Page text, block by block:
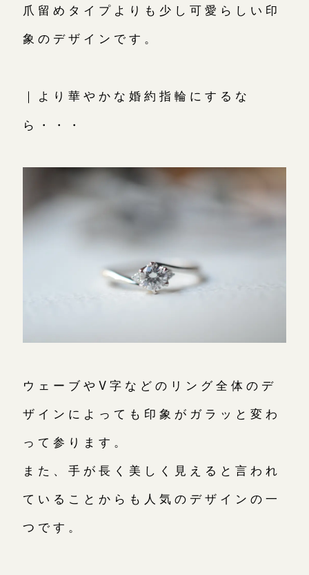
爪留めタイプよりも少し可愛らしい印
象のデザインです。
｜より華やかな婚約指輪にするな
ら・・・
ウェーブやV字などのリング全体のデ
ザインによっても印象がガラッと変わ
って参ります。
また、手が長く美しく見えると言われ
ていることからも人気のデザインの一
つです。